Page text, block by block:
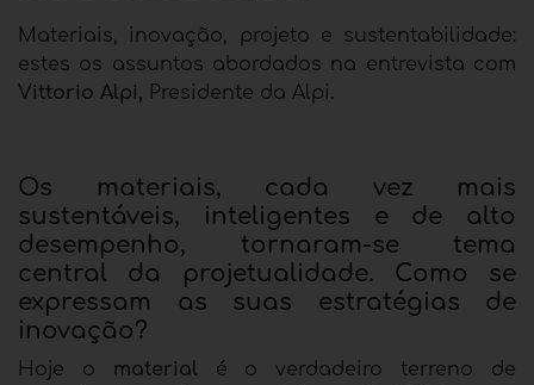
Materiais, inovação, projeto e sustentabilidade:
estes os assuntos abordados na entrevista com
Vittorio Alpi, Presidente da Alpi.
Os materiais, cada vez mais
sustentáveis, inteligentes e de alto
desempenho, tornaram-se tema
central da projetualidade. Como se
expressam as suas estratégias de
inovação?
Hoje o material é o verdadeiro terreno de